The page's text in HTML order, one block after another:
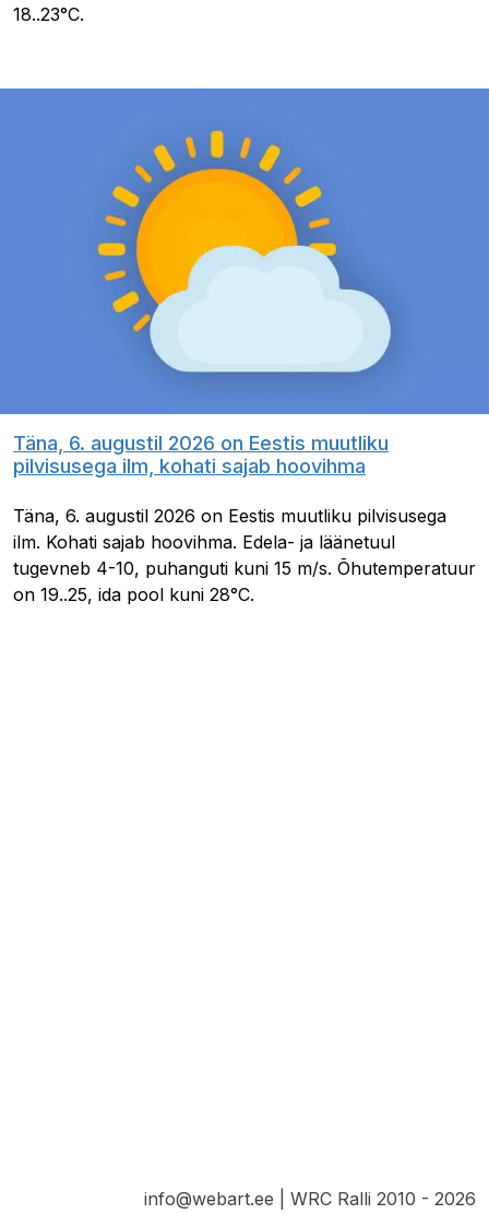
18..23°C.
Täna, 6. augustil 2026 on Eestis muutliku
pilvisusega ilm, kohati sajab hoovihma
Täna, 6. augustil 2026 on Eestis muutliku pilvisusega
ilm. Kohati sajab hoovihma. Edela- ja läänetuul
tugevneb 4-10, puhanguti kuni 15 m/s. Õhutemperatuur
on 19..25, ida pool kuni 28°C.
info@webart.ee | WRC Ralli 2010 - 2026